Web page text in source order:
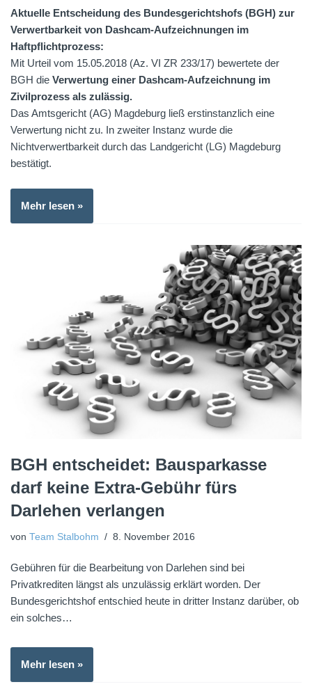
Aktuelle Entscheidung des Bundesgerichtshofs (BGH) zur
Verwertbarkeit von Dashcam-Aufzeichnungen im
Haftpflichtprozess:
Mit Urteil vom 15.05.2018 (Az. VI ZR 233/17) bewertete der
BGH die Verwertung einer Dashcam-Aufzeichnung im
Zivilprozess als zulässig.
Das Amtsgericht (AG) Magdeburg ließ erstinstanzlich eine
Verwertung nicht zu. In zweiter Instanz wurde die
Nichtverwertbarkeit durch das Landgericht (LG) Magdeburg
bestätigt.
Mehr lesen »
BGH entscheidet: Bausparkasse
darf keine Extra-Gebühr fürs
Darlehen verlangen
von Team Stalbohm 8. November 2016
Gebühren für die Bearbeitung von Darlehen sind bei
Privatkrediten längst als unzulässig erklärt worden. Der
Bundesgerichtshof entschied heute in dritter Instanz darüber, ob
ein solches…
Mehr lesen »